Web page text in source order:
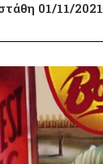
01/11/2021